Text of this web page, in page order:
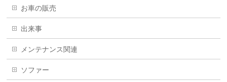
お車の販売
出来事
メンテナンス関連
ソファー